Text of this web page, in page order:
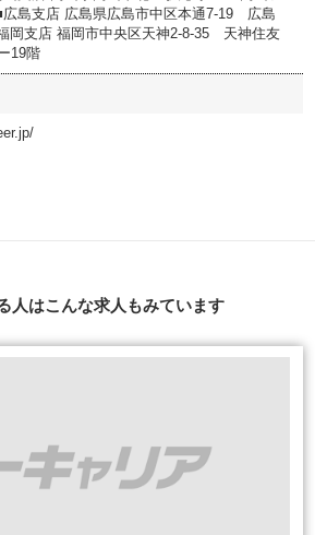
広島支店 広島県広島市中区本通7-19 広島
岡支店 福岡市中央区天神2-8-35 天神住友
19階
人はこんな求人もみています